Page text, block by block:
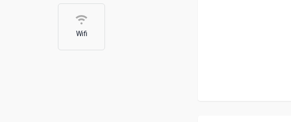
Wifi